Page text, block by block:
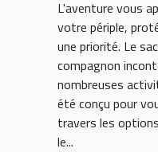
L'aventure vous
votre périple,
une priorité. Le
compagnon
nombreuses
été conçu pour
travers les
le...